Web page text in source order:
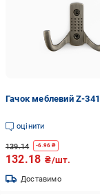
Гачок меблевий Z-
оцінити
139.14 -6.96 ₴
132.18 ₴/шт.
Доставимо